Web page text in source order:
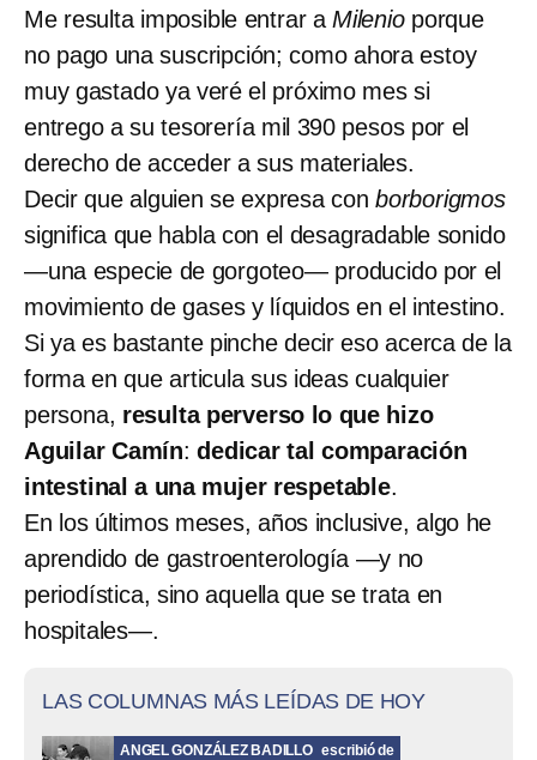
Me resulta imposible entrar a Milenioporque
no pago una suscripción; como ahora estoy
muy gastado ya veré el próximo mes si
entrego a su tesorería mil 390 pesos por el
derecho de acceder a sus materiales.
Decir que alguien se expresa con borborigmos
significa que habla con el desagradable sonido
—una especie de gorgoteo— producido por el
movimiento de gases y líquidos en el intestino.
Si ya es bastante pinche decir eso acerca de la
forma en que articula sus ideas cualquier
persona, resulta perverso lo que hizo
Aguilar Camín: dedicar tal comparación
intestinal a una mujer respetable.
En los últimos meses, años inclusive, algo he
aprendido de gastroenterología —y no
periodística, sino aquella que se trata en
hospitales—.
LAS COLUMNAS MÁS LEÍDAS DE HOY
ANGEL GONZÁLEZ BADILLO escribió de